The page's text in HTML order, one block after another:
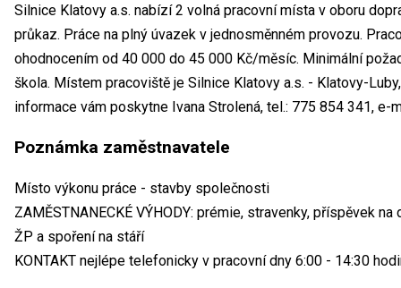
Silnice Klatovy a.s. nabízí 2 volná pracovní místa v oboru
průkaz. Práce na plný úvazek v jednosměnném provozu.
ohodnocením od 40 000 do 45 000 Kč/měsíc. Minimální
škola. Místem pracoviště je Silnice Klatovy a.s. - Klatovy-
informace vám poskytne Ivana Strolená, tel.: 775 854 341, e-
Poznámka zaměstnavatele
Místo výkonu práce - stavby společnosti
ZAMĚSTNANECKÉ VÝHODY: prémie, stravenky, příspěvek
ŽP a spoření na stáří
KONTAKT nejlépe telefonicky v pracovní dny 6:00 - 14:30